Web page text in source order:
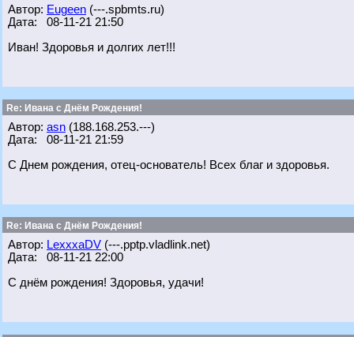
Автор: Eugeen (---.spbmts.ru)
Дата: 08-11-21 21:50
Иван! Здоровья и долгих лет!!!
Re: Ивана с Днём Рождения!
Автор: asn (188.168.253.---)
Дата: 08-11-21 21:59
С Днем рождения, отец-основатель! Всех благ и здоровья.
Re: Ивана с Днём Рождения!
Автор: LexxxaDV (---.pptp.vladlink.net)
Дата: 08-11-21 22:00
С днём рождения! Здоровья, удачи!